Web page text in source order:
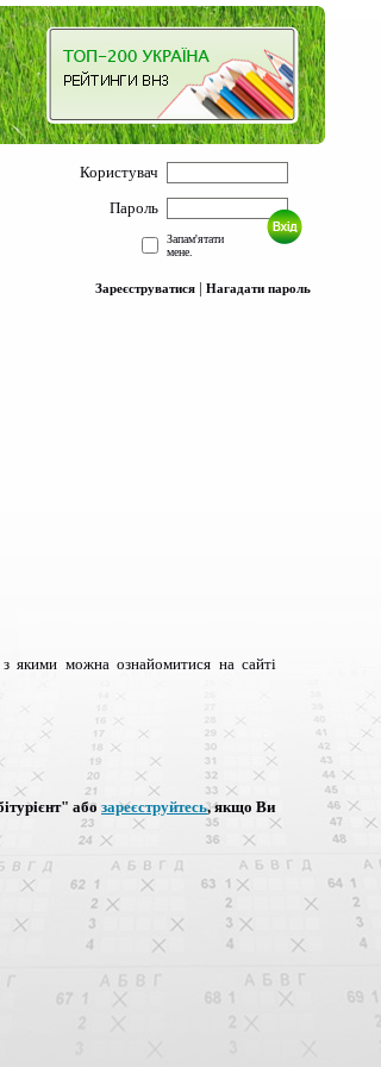
Користувач
Пароль
Запам'ятати
мене.
Зареєструватися| Нагадати пароль
з якими можна ознайомитися на сайті
абозареєструйтесь, якщо Ви